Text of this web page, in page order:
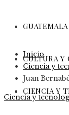
GUATEMALA
CULTURA Y
CIENCIA Y
Inicio
Ciencia y
Juan
Ciencia y